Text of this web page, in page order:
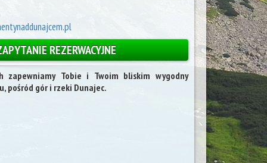
REZERWACYJNE
zapewniamy Tobie i Twoim bliskim wygodny
pośród gór i rzeki Dunajec.